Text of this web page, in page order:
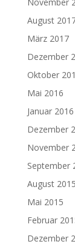
August
März 2017
Dezember
Oktober
Mai 2016
Januar 2016
Dezember
November
September
August 2015
Mai 2015
Februar
Dezember